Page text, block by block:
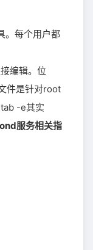
。每个用户都
编辑。位
件是针对root
-e其实
服务相关指